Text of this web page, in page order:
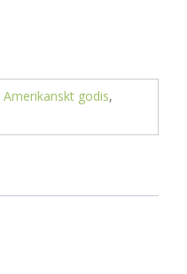
Amerikanskt godis,